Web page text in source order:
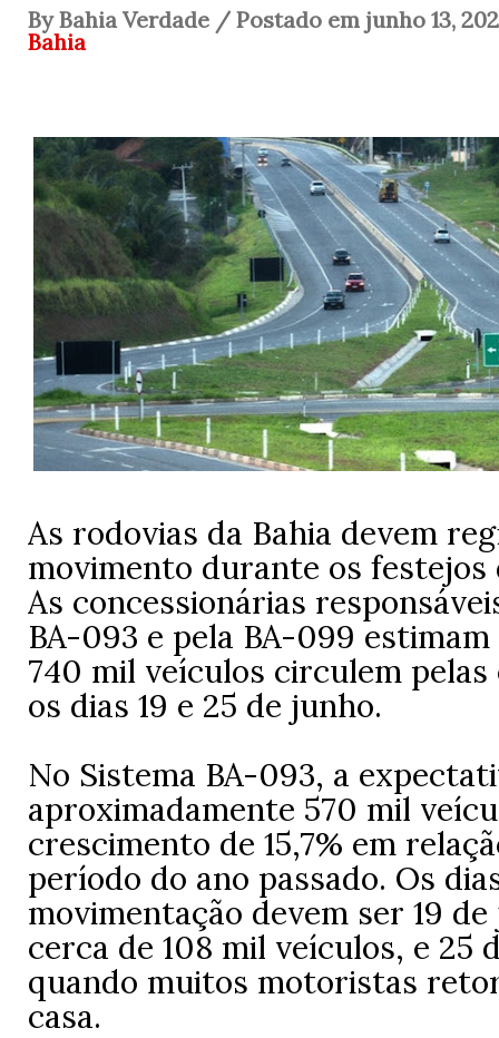
By Bahia Verdade / Postado em junho 13,
Bahia
As rodovias da Bahia devem
movimento durante os festejos
As concessionárias
BA-093 e pela BA-099
740 mil veículos circulem
os dias 19 e 25 de junho.
No Sistema BA-093, a
aproximadamente 570 mil
crescimento de 15,7% em
período do ano passado. Os
movimentação devem ser 19
cerca de 108 mil veículos, e 25
quando muitos motoristas
casa.